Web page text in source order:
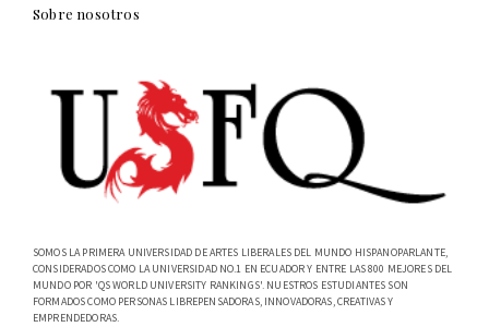
Sobre nosotros
SOMOS LA PRIMERA UNIVERSIDAD DE ARTES LIBERALES DEL MUNDO HISPANOPARLANTE,
CONSIDERADOS COMO LA UNIVERSIDAD NO.1 EN ECUADOR Y ENTRE LAS 800 MEJORES DEL
MUNDO POR 'QS WORLD UNIVERSITY RANKINGS'. NUESTROS ESTUDIANTES SON
FORMADOS COMO PERSONAS LIBREPENSADORAS, INNOVADORAS, CREATIVAS Y
EMPRENDEDORAS.